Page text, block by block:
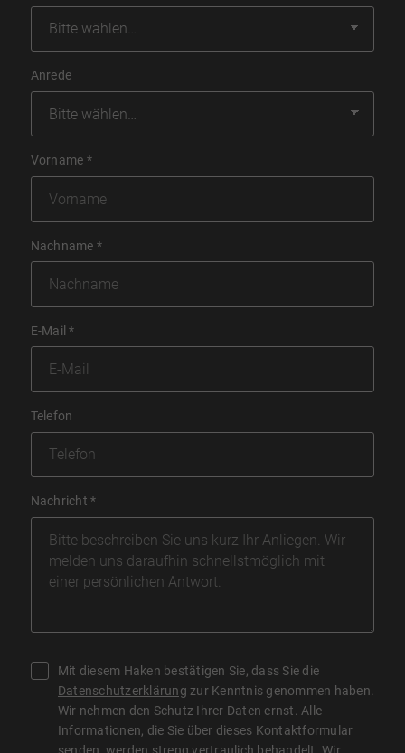
Anrede
Vorname *
Nachname *
E-Mail*
Telefon
Nachricht*
Mit diesem Haken bestätigen Sie, dass Sie die
Datenschutzerklärung zur Kenntnis genommen haben.
Wir nehmen den Schutz Ihrer Daten ernst. Alle
Informationen, die Sie über dieses Kontaktformular